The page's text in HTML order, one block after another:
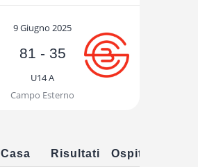
9 Giugno 2025
81 - 35
U14 A
Campo Esterno
Casa Risultati Ospiti